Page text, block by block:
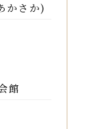
かさか)
館